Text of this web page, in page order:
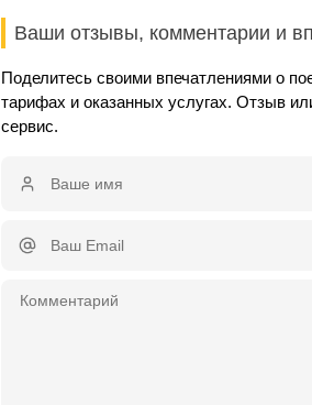
Ваши отзывы, комментарии и
Поделитесь своими впечатлениями о
тарифах и оказанных услугах. Отзыв
сервис.